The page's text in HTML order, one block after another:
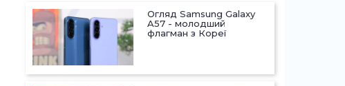
Огляд Samsung Galaxy
A57 - молодший
флагман з Кореї